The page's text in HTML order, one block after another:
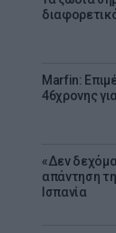
Marfin:
46χρονης
«Δεν
απάντηση
Ισπανία